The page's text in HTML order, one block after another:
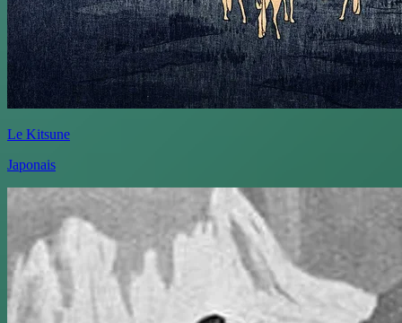
Le Kitsune
Japonais